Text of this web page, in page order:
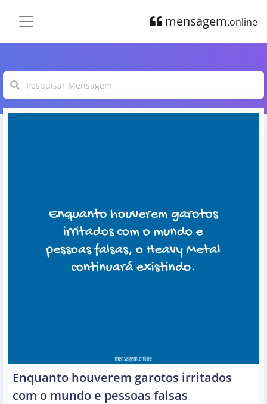
mensagem.online
Enquanto houverem garotos irritados
com o mundo e pessoas falsas